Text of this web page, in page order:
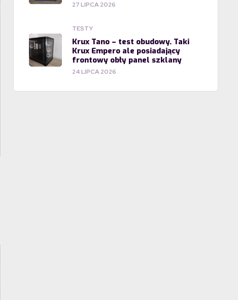
27 LIPCA 2026
TESTY
Krux Tano – test obudowy. Taki
Krux Empero ale posiadający
frontowy obły panel szklany
24 LIPCA 2026